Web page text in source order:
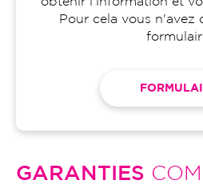
Pour cela vous n'avez
GARANTIES